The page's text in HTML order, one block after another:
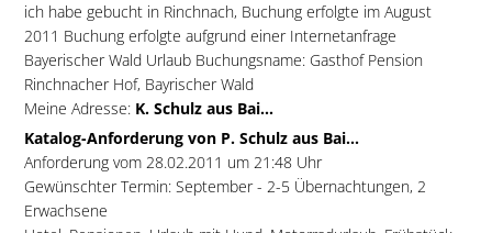
ich habe gebucht in Rinchnach, Buchung erfolgte im August
2011 Buchung erfolgte aufgrund einer Internetanfrage
Bayerischer Wald Urlaub Buchungsname: Gasthof Pension
Rinchnacher Hof, Bayrischer Wald
Meine Adresse: K. Schulz aus Bai...
Katalog-Anforderung von P. Schulz aus Bai...
Anforderung vom 28.02.2011 um 21:48 Uhr
Gewünschter Termin: September - 2-5 Übernachtungen, 2
Erwachsene